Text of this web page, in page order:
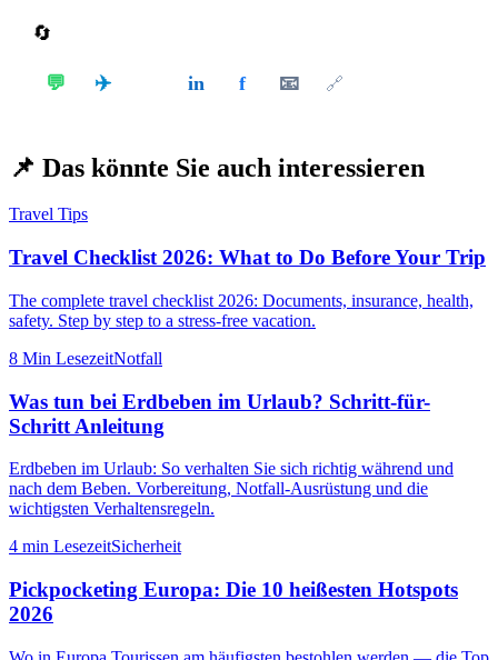
🔄
💬 ✈️ in f 📧 🔗
📌 Das könnte Sie auch interessieren
Travel Tips
Travel Checklist 2026: What to Do Before Your Trip
The complete travel checklist 2026: Documents, insurance, health,
safety. Step by step to a stress-free vacation.
8 Min LesezeitNotfall
Was tun bei Erdbeben im Urlaub? Schritt-für-
Schritt Anleitung
Erdbeben im Urlaub: So verhalten Sie sich richtig während und
nach dem Beben. Vorbereitung, Notfall-Ausrüstung und die
wichtigsten Verhaltensregeln.
4 min LesezeitSicherheit
Pickpocketing Europa: Die 10 heißesten Hotspots
2026